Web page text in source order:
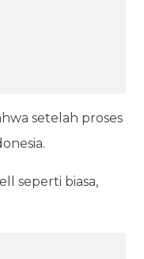
setelah proses
seperti biasa,